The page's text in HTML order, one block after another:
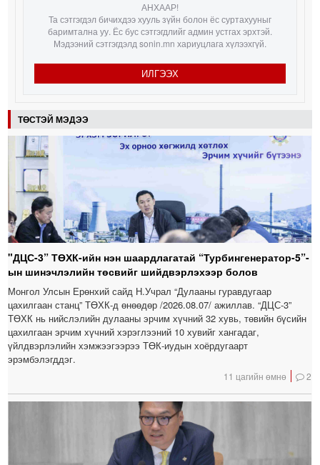
АНХААР!
Та сэтгэгдэл бичихдээ хууль зүйн болон ёс суртахууныг
баримтална уу. Ёс бус сэтгэгдлийг админ устгах эрхтэй.
Мэдээний сэтгэгдэлд sonin.mn хариуцлага хүлээхгүй.
ИЛГЭЭХ
ТӨСТЭЙ МЭДЭЭ
"ДЦС-3” ТӨХК-ийн нэн шаардлагатай “Турбингенератор-5”-
ын шинэчлэлийн төсвийг шийдвэрлэхээр болов
Монгол Улсын Ерөнхий сайд Н.Учрал “Дулааны гуравдугаар
цахилгаан станц” ТӨХК-д өнөөдөр /2026.08.07/ ажиллав. “ДЦС-3”
ТӨХК нь нийслэлийн дулааны эрчим хүчний 32 хувь, төвийн бүсийн
цахилгаан эрчим хүчний хэрэглээний 10 хувийг хангадаг,
үйлдвэрлэлийн хэмжээгээрээ ТӨК-иудын хоёрдугаарт
эрэмбэлэгддэг.
11 цагийн өмнө 2